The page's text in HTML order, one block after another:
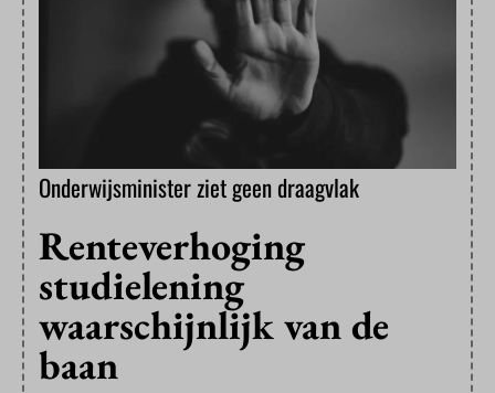
Onderwijsminister ziet geen draagvlak
Renteverhoging
studielening
waarschijnlijk van de
baan